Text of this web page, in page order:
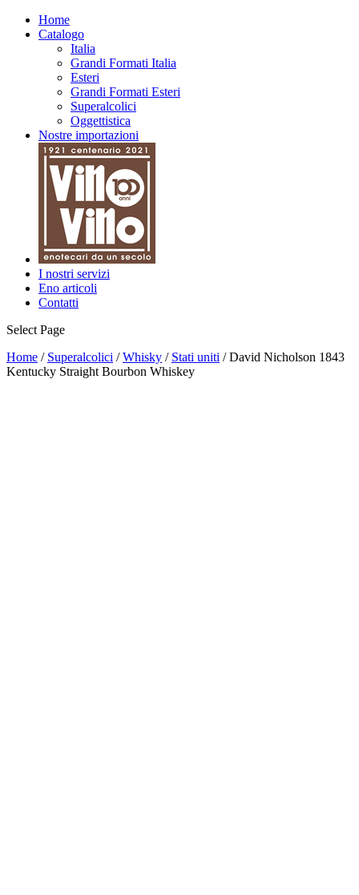
Home
Catalogo
Italia
Grandi Formati Italia
Esteri
Grandi Formati Esteri
Superalcolici
Oggettistica
Nostre importazioni
I nostri servizi
Eno articoli
Contatti
Select Page
Home / Superalcolici /Whisky / Stati uniti / David Nicholson 1843
Kentucky Straight Bourbon Whiskey